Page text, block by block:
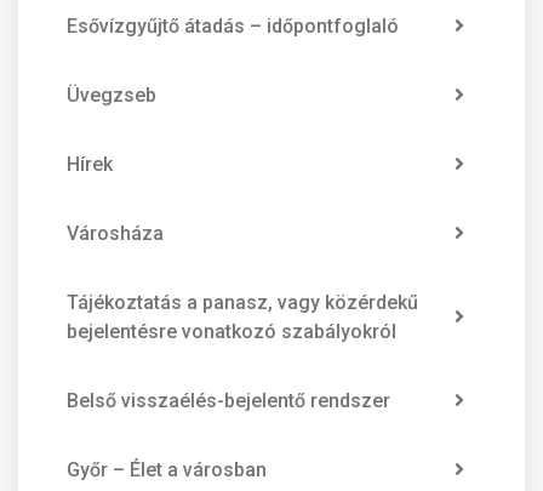
Esővízgyűjtő átadás – időpontfoglaló
Üvegzseb
Hírek
Városháza
Tájékoztatás a panasz, vagy közérdekű
bejelentésre vonatkozó szabályokról
Belső visszaélés-bejelentő rendszer
Győr – Élet a városban